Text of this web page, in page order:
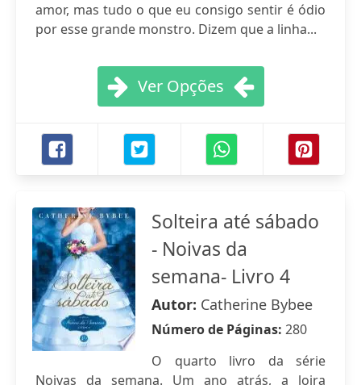
amor, mas tudo o que eu consigo sentir é ódio
por esse grande monstro. Dizem que a linha...
Ver Opções
Solteira até sábado
- Noivas da
semana- Livro 4
Autor: Catherine Bybee
Número de Páginas: 280
O quarto livro da série
Noivas da semana. Um ano atrás, a loira